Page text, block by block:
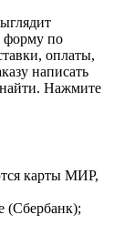
форму по
оплаты,
написать
Нажмите
карты МИР,
(Сбербанк);